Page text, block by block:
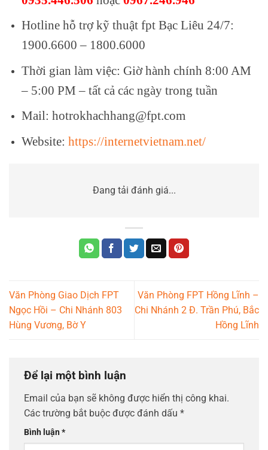
Hotline hỗ trợ kỹ thuật fpt Bạc Liêu 24/7:
1900.6600 – 1800.6000
Thời gian làm việc: Giờ hành chính 8:00 AM
– 5:00 PM – tất cả các ngày trong tuần
Mail: hotrokhachhang@fpt.com
Website: https://internetvietnam.net/
Đang tải đánh giá...
Văn Phòng Giao Dịch FPT
Ngọc Hồi – Chi Nhánh 803
Hùng Vương, Bờ Y
Văn Phòng FPT Hồng Lĩnh –
Chi Nhánh 2 Đ. Trần Phú, Bắc
Hồng Lĩnh
Để lại một bình luận
Email của bạn sẽ không được hiển thị công khai.
Các trường bắt buộc được đánh dấu *
Bình luận*